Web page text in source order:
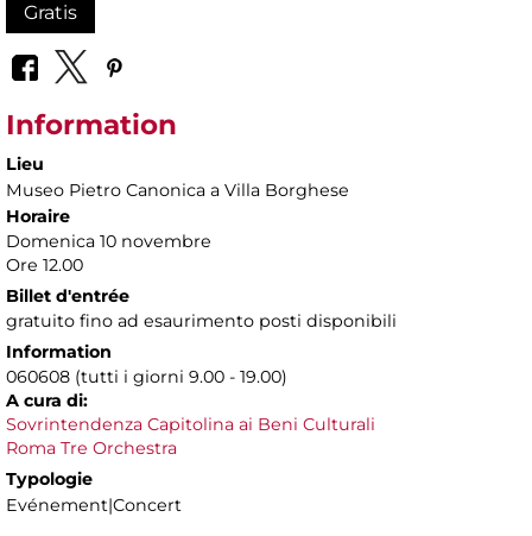
Gratis
Information
Lieu
Museo Pietro Canonica a Villa Borghese
Horaire
Domenica 10 novembre
Ore 12.00
Billet d'entrée
gratuito fino ad esaurimento posti disponibili
Information
060608 (tutti i giorni 9.00 - 19.00)
A cura di:
Sovrintendenza Capitolina ai Beni Culturali
Roma Tre Orchestra
Typologie
Evénement|Concert